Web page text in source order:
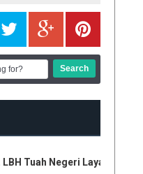
Tuah Negeri Layangkan